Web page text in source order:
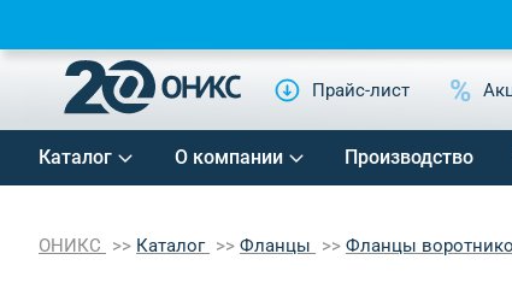
Прайс-лист
Каталог О компании Производство
ОНИКС Каталог Фланцы Фланцы